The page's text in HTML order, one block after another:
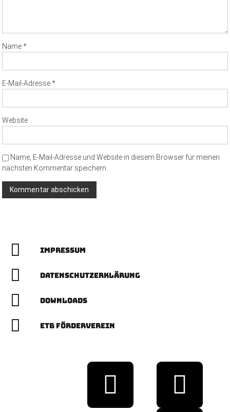
Name*
E-Mail-Adresse*
Website
Name, E-Mail-Adresse und Website in diesem Browser für meinen
nächsten Kommentar speichern.
Impressum
Datenschutzerklärung
Downloads
ETB Förderverein